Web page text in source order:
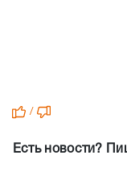
/
Есть новости?